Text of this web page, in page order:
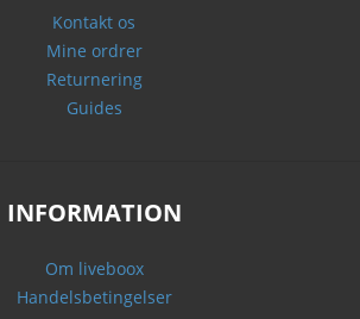
Kontakt os
Mine ordrer
Returnering
Guides
INFORMATION
Om liveboox
Handelsbetingelser